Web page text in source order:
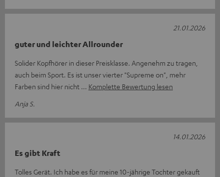
guter und leichter Allrounder
Solider Kopfhörer in dieser Preisklasse. Angenehm zu tragen,
auch beim Sport. Es ist unser vierter "Supreme on", mehr
Farben sind hier nicht
Komplette Bewertung lesen
Anja S.
21.01.2026
Es gibt Kraft
Tolles Gerät. Ich habe es für meine 10-jährige Tochter gekauft
14.01.2026